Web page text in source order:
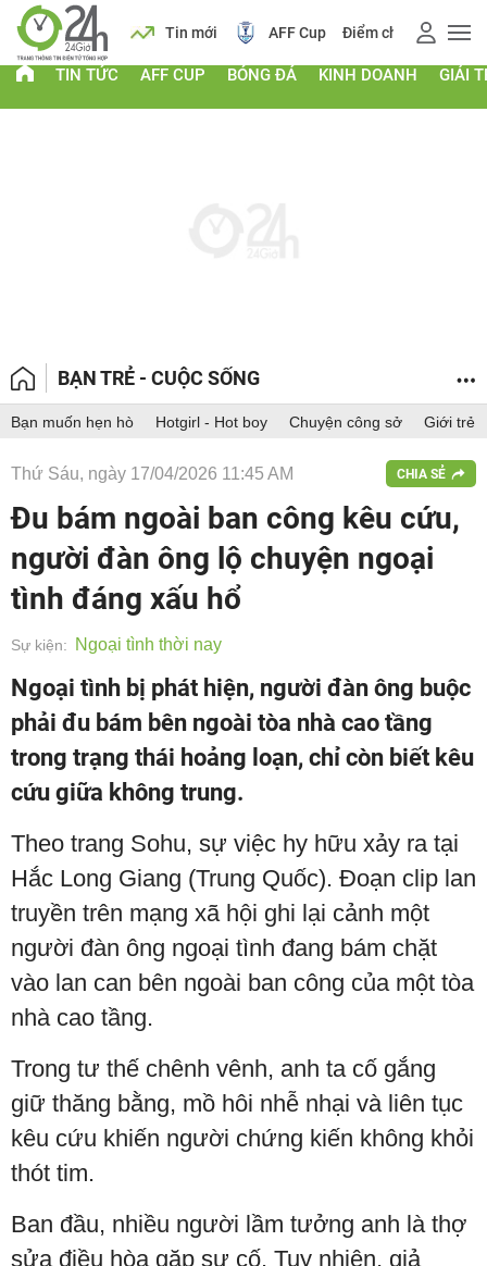
Lịch Tin mới AFF Cup Điểm chuẩn 2026
TIN TỨC AFF CUP BÓNG ĐÁ KINH DOANH GIẢI
BẠN TRẺ - CUỘC SỐNG
Bạn muốn hẹn hò Hotgirl - Hot boy Chuyện công sở Giới trẻ
Thứ Sáu, ngày 17/04/2026 11:45 AM CHIA SẺ
Đu bám ngoài ban công kêu cứu,
người đàn ông lộ chuyện ngoại
tình đáng xấu hổ
Sự kiện: Ngoại tình thời nay
Ngoại tình bị phát hiện, người đàn ông buộc
phải đu bám bên ngoài tòa nhà cao tầng
trong trạng thái hoảng loạn, chỉ còn biết kêu
cứu giữa không trung.
Theo trang Sohu, sự việc hy hữu xảy ra tại
Hắc Long Giang (Trung Quốc). Đoạn clip lan
truyền trên mạng xã hội ghi lại cảnh một
người đàn ông ngoại tình đang bám chặt
vào lan can bên ngoài ban công của một tòa
nhà cao tầng.
Trong tư thế chênh vênh, anh ta cố gắng
giữ thăng bằng, mồ hôi nhễ nhại và liên tục
kêu cứu khiến người chứng kiến không khỏi
thót tim.
Ban đầu, nhiều người lầm tưởng anh là thợ
sửa điều hòa gặp sự cố. Tuy nhiên, giả